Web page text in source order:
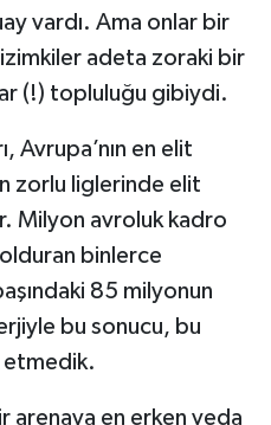
vardı. Ama onlar bir
adeta zoraki bir
(!) topluluğu gibiydi.
Avrupa’nın en elit
zorlu liglerinde elit
Milyon avroluk kadro
binlerce
85 milyonun
bu sonucu, bu
etmedik.
arenaya en erken veda